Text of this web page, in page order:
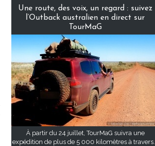
Une route, des voix, un regard : suivez
l’Outback australien en direct sur
TourMaG
À partir du 24 juillet, TourMaG suivra une
expédition de plus de 5 000 kilomètres à travers...